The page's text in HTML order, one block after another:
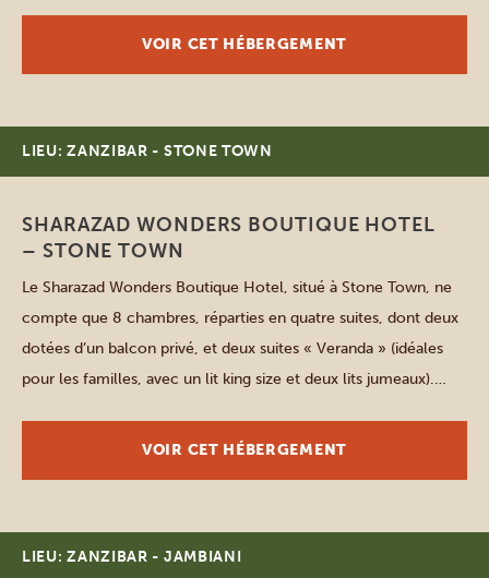
VOIR CET HÉBERGEMENT
LIEU: ZANZIBAR - STONE TOWN
SHARAZAD WONDERS BOUTIQUE HOTEL
– STONE TOWN
Le Sharazad Wonders Boutique Hotel, situé à Stone Town, ne
compte que 8 chambres, réparties en quatre suites, dont deux
dotées d’un balcon privé, et deux suites « Veranda » (idéales
pour les familles, avec un lit king size et deux lits jumeaux).
douche eau chaude […]
VOIR CET HÉBERGEMENT
LIEU: ZANZIBAR - JAMBIANI